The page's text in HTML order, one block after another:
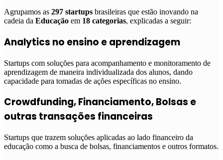
Agrupamos as 297 startups brasileiras que estão inovando na
cadeia da Educação em 18 categorias, explicadas a seguir:
Analytics no ensino e aprendizagem
Startups com soluções para acompanhamento e monitoramento de
aprendizagem de maneira individualizada dos alunos, dando
capacidade para tomadas de ações específicas no ensino.
Crowdfunding, Financiamento, Bolsas e
outras transações financeiras
Startups que trazem soluções aplicadas ao lado financeiro da
educação como a busca de bolsas, financiamentos e outros formatos.